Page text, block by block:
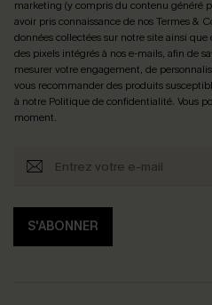
marketing (y compris du contenu généré
avoir pris connaissance de nosTermes &
données collectées sur notre site ainsi
des pixels intégrés à nos e-mails, afin de
mesurer votre engagement, de
vous recommander des produits
à notre Politique de confidentialité. Vous
moment.
S'ABONNER